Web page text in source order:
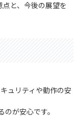
と、今後の展望を
ュリティや動作の安
が安心です。